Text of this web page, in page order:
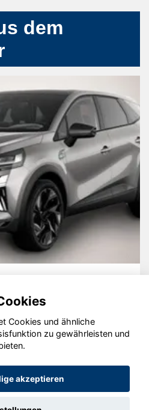
dem
GmbH 2020 - 2026
Cookies und ähnliche
zu gewährleisten und
akzeptieren